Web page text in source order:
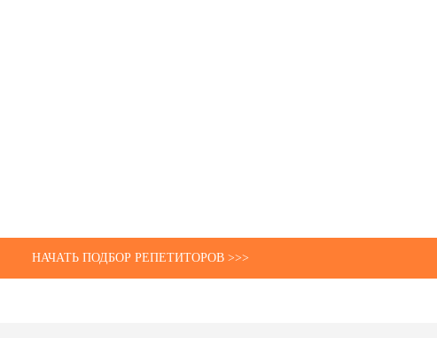
НАЧАТЬ ПОДБОР РЕПЕТИТОРОВ >>>